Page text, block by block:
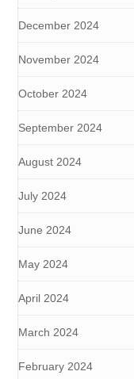
December 2024
November 2024
October 2024
September 2024
August 2024
July 2024
June 2024
May 2024
April 2024
March 2024
February 2024